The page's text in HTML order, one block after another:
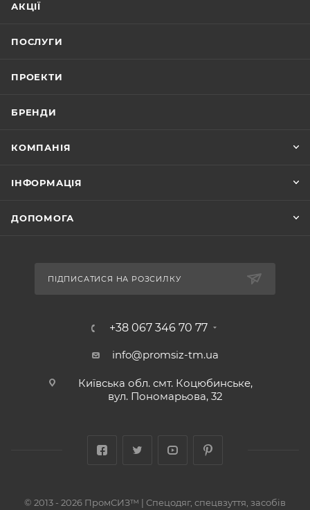
АКЦІЇ
ПОСЛУГИ
ПРОЕКТИ
БРЕНДИ
КОМПАНІЯ
ІНФОРМАЦІЯ
ДОПОМОГА
ПІДПИСАТИСЯ НА РОЗСИЛКУ
+38 067 346 70 77
info@promsiz-tm.ua
Київська обл. смт. Коцюбинське,
вул. Пономарьова, 32
© 2013 - 2026 ПромСИЗ™ | Спецодяг, спецвзуття, засобів